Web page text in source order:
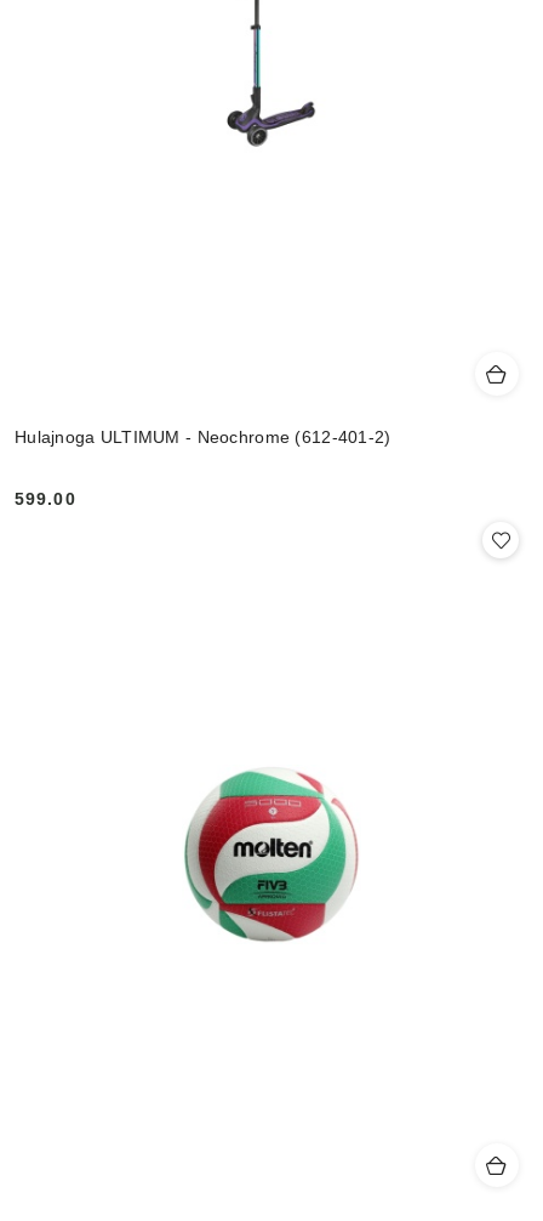
Hulajnoga ULTIMUM - Neochrome (612-401-2)
Cena:
599.00